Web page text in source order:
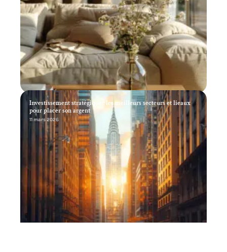
Investissement stratégique : les meilleurs secteurs et lieaux
pour placer son argent
11 mars 2026